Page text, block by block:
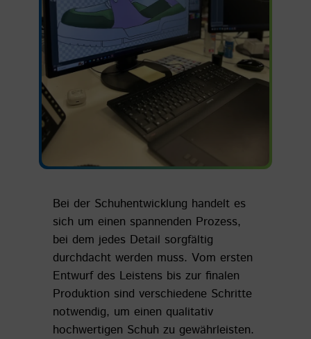
Bei der Schuhentwicklung handelt es
sich um einen spannenden Prozess,
bei dem jedes Detail sorgfältig
durchdacht werden muss. Vom ersten
Entwurf des Leistens bis zur finalen
Produktion sind verschiedene Schritte
notwendig, um einen qualitativ
hochwertigen Schuh zu gewährleisten.